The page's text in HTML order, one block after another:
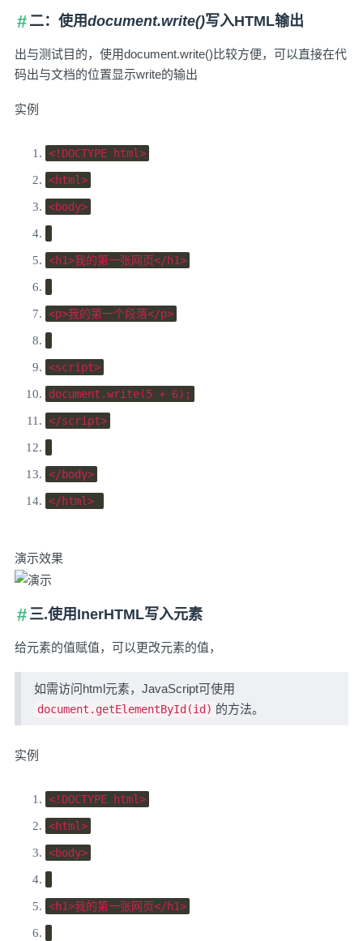
二：使用document.write()写入HTML输出
出与测试目的，使用document.write()比较方便，可以直接在代
码出与文档的位置显示write的输出
实例
<!DOCTYPE html>
<html>
<body>
<h1>我的第一张网页</h1>
<p>我的第一个段落</p>
<script>
document .write(5 + 6);
</script>
</body>
</html>
演示效果
三.使用InerHTML写入元素
给元素的值赋值，可以更改元素的值，
如需访问html元素，JavaScript可使用
document.getElementById(id) 的方法。
实例
<!DOCTYPE html>
<html>
<body>
<h1>我的第一张网页</h1>